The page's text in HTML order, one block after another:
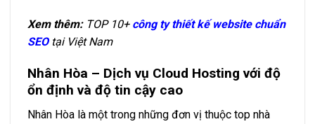
Xem thêm: TOP 10+ công ty thiết kế website chuẩn
SEOtại Việt Nam
Nhân Hòa – Dịch vụ Cloud Hosting với độ
ổn định và độ tin cậy cao
Nhân Hòa là một trong những đơn vị thuộc top nhà